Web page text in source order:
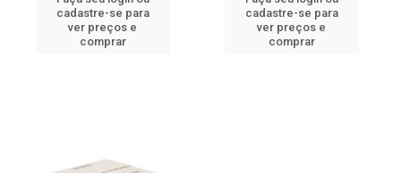
cadastre-se para
ver preços e
comprar
cadastre-se para
ver preços e
comprar